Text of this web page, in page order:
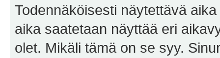
Todennäköisesti näytettävä
aika saatetaan näyttää eri
olet. Mikäli tämä on se syy.